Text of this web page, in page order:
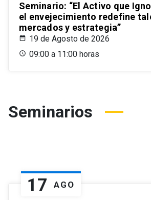
Seminario: “El Activo que
el envejecimiento redefine
mercados y estrategia”
19 de Agosto de 2026
09:00 a 11:00 horas
Seminarios
17 AGO